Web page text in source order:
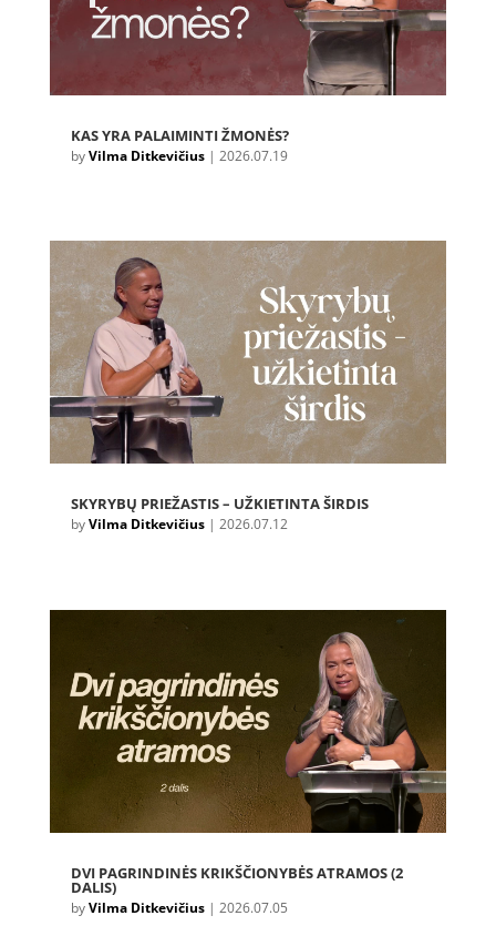
KAS YRA PALAIMINTI ŽMONĖS?
byVilma Ditkevičius| 2026.07.19
SKYRYBŲ PRIEŽASTIS – UŽKIETINTA ŠIRDIS
byVilma Ditkevičius| 2026.07.12
DVI PAGRINDINĖS KRIKŠČIONYBĖS ATRAMOS (2
DALIS)
byVilma Ditkevičius| 2026.07.05